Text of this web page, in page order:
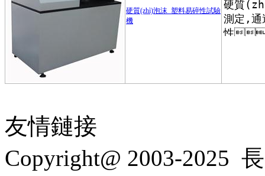
硬質(zhì)泡沫_塑料易碎性試驗
機
友情鏈接
Copyright@ 2003-2025